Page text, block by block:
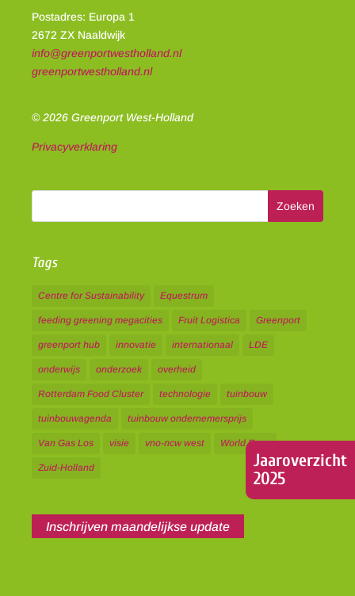
Jaaroverzicht
2025
Postadres: Europa 1
2672 ZX Naaldwijk
info@greenportwestholland.nl
greenportwestholland.nl
© 2026 Greenport West-Holland
Privacyverklaring
Tags
Centre for Sustainability Equestrum
feeding greening megacities Fruit Logistica Greenport
greenport hub innovatie internationaal LDE
onderwijs onderzoek overheid
Rotterdam Food Cluster technologie tuinbouw
tuinbouwagenda tuinbouw ondernemersprijs
Van Gas Los visie vno-ncw west World Expo
Zuid-Holland
Inschrijven maandelijkse update